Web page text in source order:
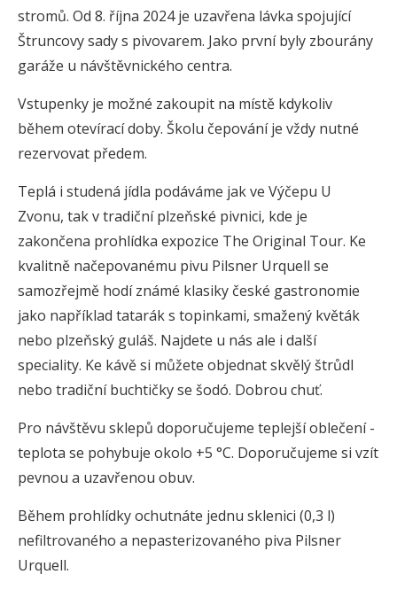
stromů. Od 8. října 2024 je uzavřena lávka spojující
Štruncovy sady s pivovarem. Jako první byly zbourány
garáže u návštěvnického centra.
Vstupenky je možné zakoupit na místě kdykoliv
během otevírací doby. Školu čepování je vždy nutné
rezervovat předem.
Teplá i studená jídla podáváme jak ve Výčepu U
Zvonu, tak v tradiční plzeňské pivnici, kde je
zakončena prohlídka expozice The Original Tour. Ke
kvalitně načepovanému pivu Pilsner Urquell se
samozřejmě hodí známé klasiky české gastronomie
jako například tatarák s topinkami, smažený květák
nebo plzeňský guláš. Najdete u nás ale i další
speciality. Ke kávě si můžete objednat skvělý štrůdl
nebo tradiční buchtičky se šodó. Dobrou chuť.
Pro návštěvu sklepů doporučujeme teplejší oblečení -
teplota se pohybuje okolo +5 °C. Doporučujeme si vzít
pevnou a uzavřenou obuv.
Během prohlídky ochutnáte jednu sklenici (0,3 l)
nefiltrovaného a nepasterizovaného piva Pilsner
Urquell.